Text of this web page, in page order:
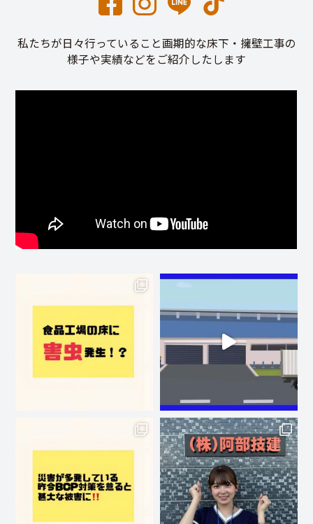
私たちが日々行っていること画期的な床下・擁壁工事の
様子や実績などをご紹介したします